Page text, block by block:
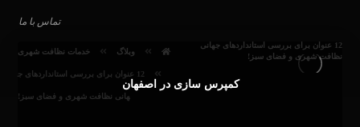
تماس با ما
کمپرس سازی در اصفهان
12 عنوان برای بررسی استانداردهای جهانی
نظافت شهری و فضای سبز!
وبلاگ خدمات نظافت شهری
12 عنوان برای بررسی استانداردهای ج
هانی نظافت شهری و فضای سبز!